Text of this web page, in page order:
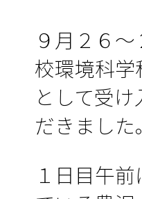
９月２６
校環境科
として受
だきました。
１日目午